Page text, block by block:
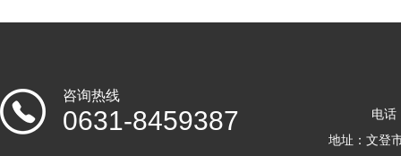
咨询热线
0631-8459387
电
地址：文登